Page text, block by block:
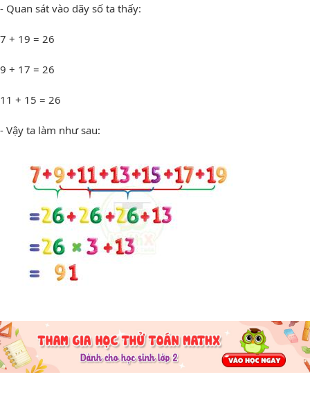
- Quan sát vào dãy số ta thấy:
7 + 19 = 26
9 + 17 = 26
11 + 15 = 26
- Vậy ta làm như sau: